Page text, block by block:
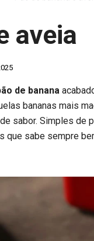
aveia
de banana
bananas mais
sabor. Simples de
que sabe sempre